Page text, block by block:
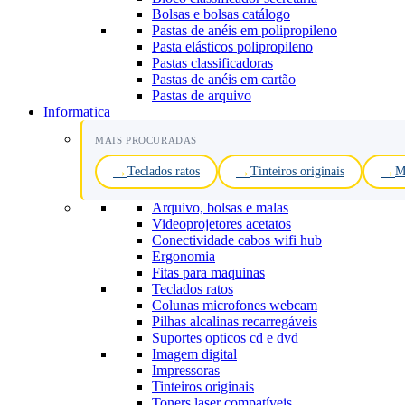
Bolsas e bolsas catálogo
Pastas de anéis em polipropileno
Pasta elásticos polipropileno
Pastas classificadoras
Pastas de anéis em cartão
Pastas de arquivo
Informatica
MAIS PROCURADAS
Teclados ratos Tinteiros originais
Arquivo, bolsas e malas
Videoprojetores acetatos
Conectividade cabos wifi hub
Ergonomia
Fitas para maquinas
Teclados ratos
Colunas microfones webcam
Pilhas alcalinas recarregáveis
Suportes opticos cd e dvd
Imagem digital
Impressoras
Tinteiros originais